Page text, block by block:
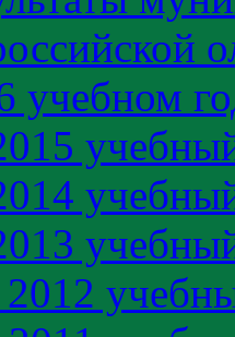
учебном